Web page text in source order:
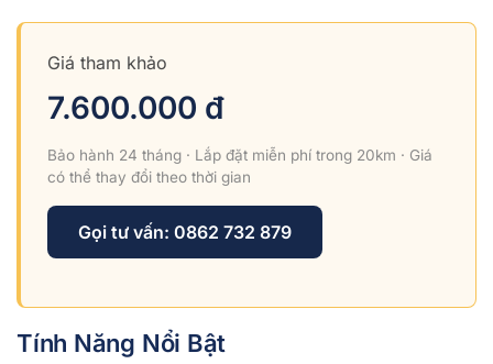
Giá tham khảo
7.600.000 đ
Bảo hành 24 tháng · Lắp đặt miễn phí trong 20km · Giá
có thể thay đổi theo thời gian
Gọi tư vấn: 0862 732 879
Tính Năng Nổi Bật